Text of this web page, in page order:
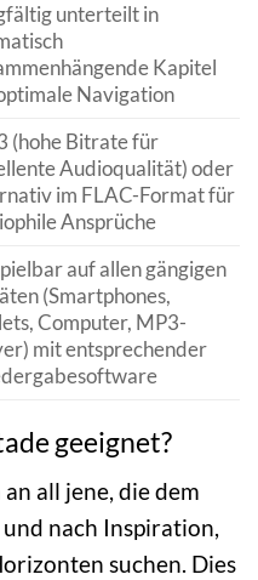
unterteilt in
Kapitel
Navigation
(hohe Bitrate für
Audioqualität) oder
im FLAC-Format für
Ansprüche
auf allen gängigen
(Smartphones,
Computer, MP3-
mit entsprechender
geeignet?
all jene, die dem
nach Inspiration,
suchen. Dies